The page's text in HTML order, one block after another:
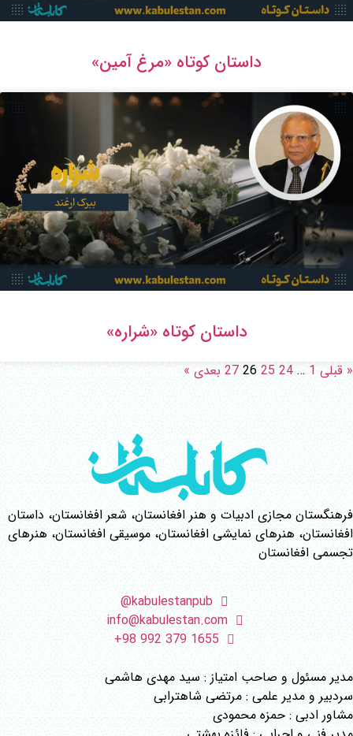
داستان کوتاه «مرغ آمین»
داستان کوتاه «شراره»
« قبلی 1
…
24
25
26
27 بعدی »
فرهنگستان مجازی ادبیات و هنر افغانستان، شعر افغانستان، داستان
افغانستان، هنرهای نمایشی افغانستان، موسیقی افغانستان، هنرهای
تجسمی افغانستان
kabulestanpub@
info@kabulestan.com
1655 379 992 98+
مدیر مسئول و صاحب امتیاز : سید مهدی هاشمی
سردبیر و مدیر علمی : مرتضی شاهترابی
مشاور ادبی : حمزه محمودی